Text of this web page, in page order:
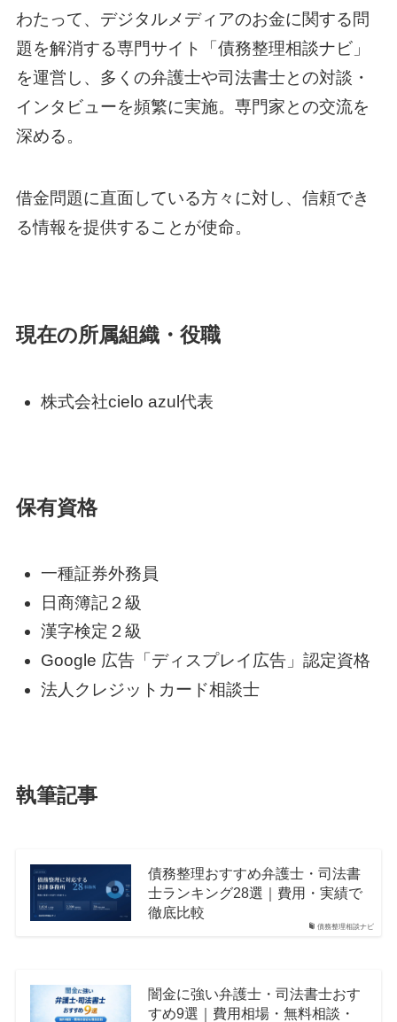
わたって、デジタルメディアのお金に関する問
題を解消する専門サイト「債務整理相談ナビ」
を運営し、多くの弁護士や司法書士との対談・
インタビューを頻繁に実施。専門家との交流を
深める。
借金問題に直面している方々に対し、信頼でき
る情報を提供することが使命。
現在の所属組織・役職
株式会社cielo azul代表
保有資格
一種証券外務員
日商簿記２級
漢字検定２級
Google 広告「ディスプレイ広告」認定資格
法人クレジットカード相談士
執筆記事
債務整理相談ナビ
債務整理おすすめ弁護士・司法書
士ランキング28選｜費用・実績で
徹底比較
闇金に強い弁護士・司法書士おす
すめ9選｜費用相場・無料相談・